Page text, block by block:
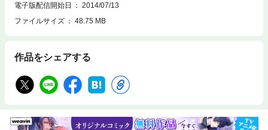
電子版配信開始日
2014/07/13
ファイルサイズ
48.75 MB
作品をシェアする